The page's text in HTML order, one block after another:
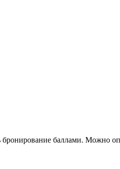
баллами. Можно